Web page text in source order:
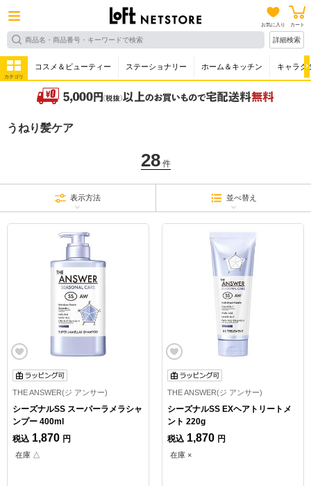
お気に入り カート
詳細検索
カテゴリ
コスメ＆ビューティー ステーショナリー ホーム＆キッチン キャラク
うねり髪ケア
28件
表示方法 並べ替え
THE ANSWER(ジ アンサー)
シーズナルSS スーパーラメラシャ
ンプー 400ml
税込 1,870 円
在庫 △
THE ANSWER(ジ アンサー)
シーズナルSS EXヘアトリートメ
ント 220g
税込 1,870 円
在庫 ×